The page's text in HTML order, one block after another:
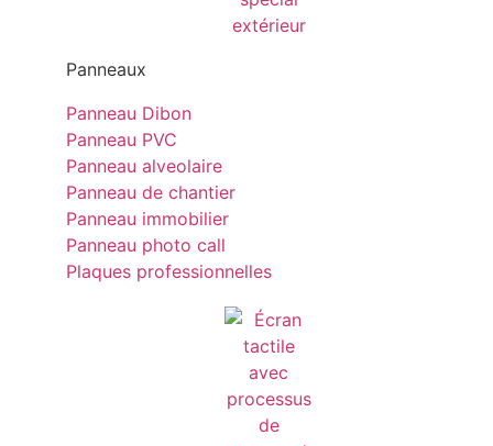
Panneaux
Panneau Dibon
Panneau PVC
Panneau alveolaire
Panneau de chantier
Panneau immobilier
Panneau photo call
Plaques professionnelles